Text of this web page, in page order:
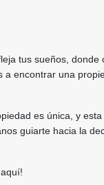
tus sueños, donde
encontrar una
es única, y
guiarte hacia la